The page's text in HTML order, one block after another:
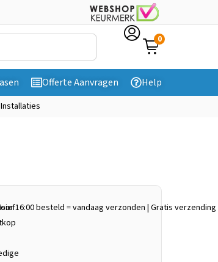
0
Offerte Aanvragen Help
16:00 besteld = vandaag verzonden | Gratis verzending